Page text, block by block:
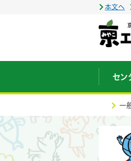
本文へ
セン
一